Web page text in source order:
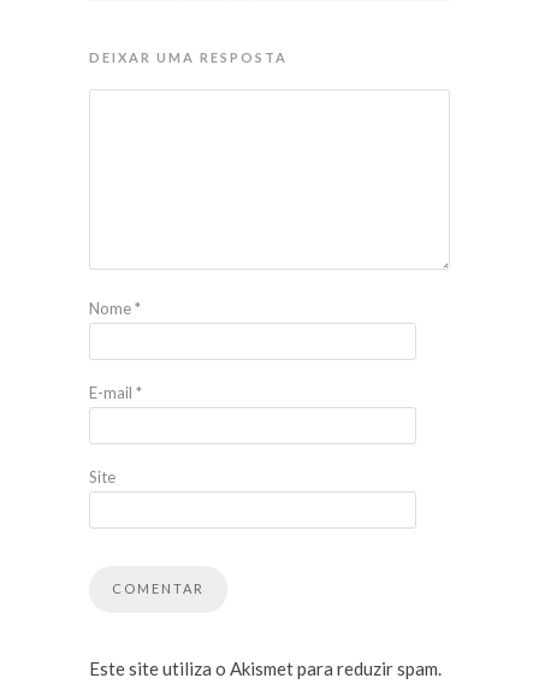
DEIXAR UMA RESPOSTA
Nome*
E-mail *
Site
Este site utiliza o Akismet para reduzir spam.